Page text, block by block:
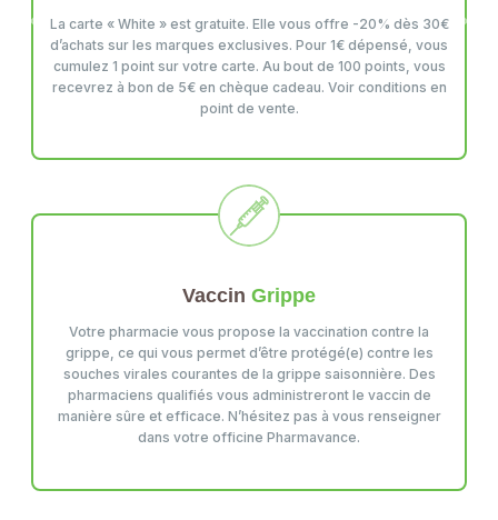
La carte « White » est gratuite. Elle vous offre -20% dès 30€
d’achats sur les marques exclusives. Pour 1€ dépensé, vous
cumulez 1 point sur votre carte. Au bout de 100 points, vous
recevrez à bon de 5€ en chèque cadeau. Voir conditions en
point de vente.
Vaccin Grippe
Votre pharmacie vous propose la vaccination contre la
grippe, ce qui vous permet d’être protégé(e) contre les
souches virales courantes de la grippe saisonnière. Des
pharmaciens qualifiés vous administreront le vaccin de
manière sûre et efficace. N’hésitez pas à vous renseigner
dans votre officine Pharmavance.
Previous